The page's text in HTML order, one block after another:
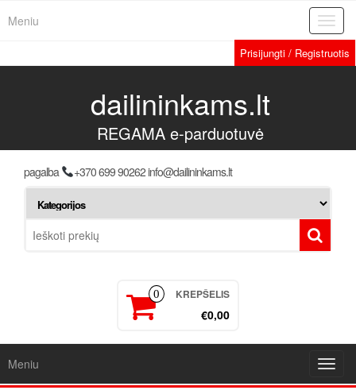
Meniu
Prisijungti / Registruotis
dailininkams.lt
REGAMA e-parduotuvė
pagalba +370 699 90262 info@dailininkams.lt
0 KREPŠELIS
€0,00
Meniu